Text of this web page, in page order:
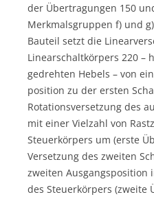
der Übertragungen 150
Merkmalsgruppen f) und
Bauteil setzt die
Linearschaltkörpers 220 –
gedrehten Hebels – von
position zu der ersten
Rotationsversetzung des
mit einer Vielzahl von
Steuerkörpers um (erste
Versetzung des zweiten
zweiten Ausgangsposition
des Steuerkörpers (zweite